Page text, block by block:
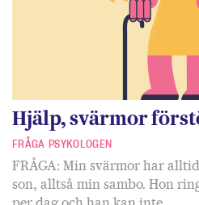
Hjälp, svärmor
FRÅGA PSYKOLOGEN
FRÅGA: Min svärmor har
son, alltså min sambo. Hon